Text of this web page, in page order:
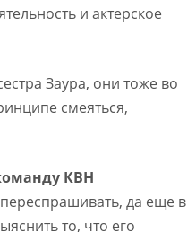
и актерское
Заура, они тоже во
смеяться,
КВН
да еще в
то, что его